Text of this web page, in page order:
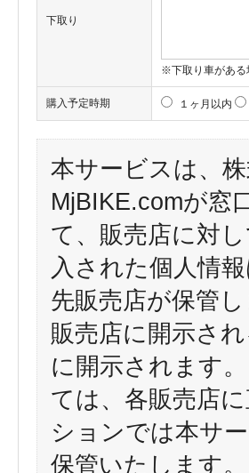
下取り
※下取り車がある
購入予定時期 １ヶ月以内
本サービスは、
MjBIKE.comが窓
て、販売店に対
入された個人情
先販売店が保管
販売店に開示さ
に開示されます
ては、各販売店
ションでは本サ
保管いたします